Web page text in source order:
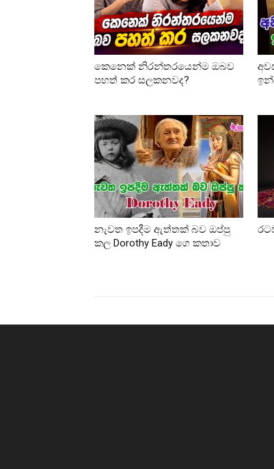
කෙනෙක් නිරන්තරයෙන්ම ඔබව
පහත් කර සලකනවද?
නැවත ඉපදීම ඇත්තක් බව ඔප්පු
කල Dorothy Eady ගෙ කතාව